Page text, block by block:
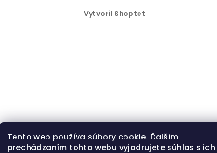
Tento web používa súbory cookie. Ďalším
prechádzaním tohto webu vyjadrujete súhlas s ich
Vytvoril Shoptet